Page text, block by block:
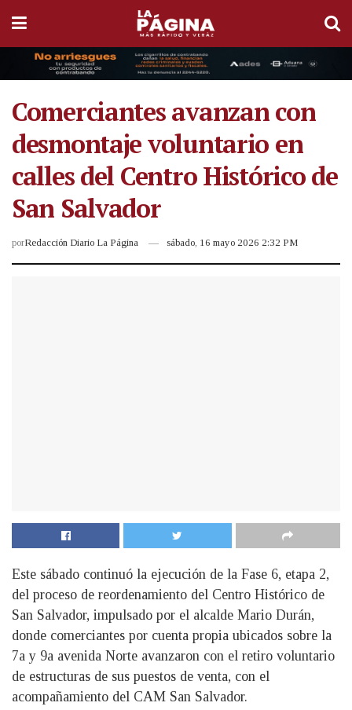
Comerciantes avanzan con
desmontaje voluntario en
calles del Centro Histórico de
San Salvador
porRedacción Diario La Página sábado, 16 mayo 2026 2:32 PM
Este sábado continuó la ejecución de la Fase 6, etapa 2,
del proceso de reordenamiento del Centro Histórico de
San Salvador, impulsado por el alcalde Mario Durán,
donde comerciantes por cuenta propia ubicados sobre la
7a y 9a avenida Norte avanzaron con el retiro voluntario
de estructuras de sus puestos de venta, con el
acompañamiento del CAM San Salvador.